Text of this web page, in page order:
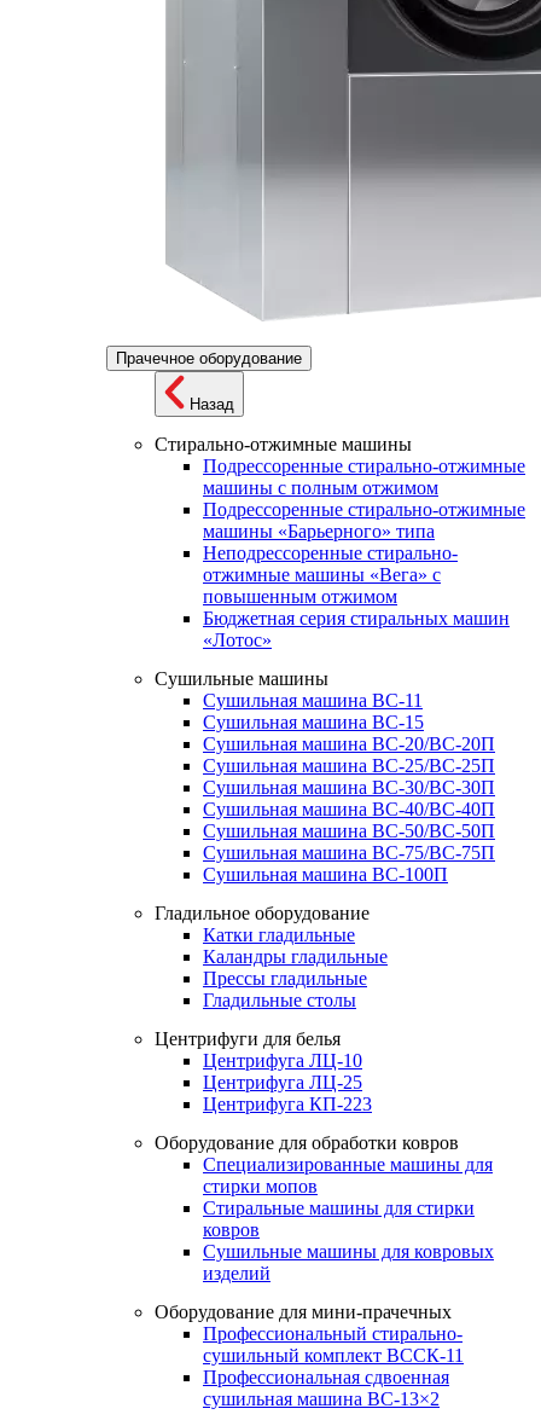
Прачечное оборудование
Назад
Стирально-отжимные машины
Подрессоренные стирально-отжимные
машины с полным отжимом
Подрессоренные стирально-отжимные
машины «Барьерного» типа
Неподрессоренные стирально-
отжимные машины «Вега» с
повышенным отжимом
Бюджетная серия стиральных машин
«Лотос»
Сушильные машины
Сушильная машина ВС-11
Сушильная машина ВС-15
Сушильная машина ВС-20/ВС-20П
Сушильная машина ВС-25/ВС-25П
Сушильная машина ВС-30/ВС-30П
Сушильная машина ВС-40/ВС-40П
Сушильная машина ВС-50/ВС-50П
Сушильная машина ВС-75/ВС-75П
Сушильная машина ВС-100П
Гладильное оборудование
Катки гладильные
Каландры гладильные
Прессы гладильные
Гладильные столы
Центрифуги для белья
Центрифуга ЛЦ-10
Центрифуга ЛЦ-25
Центрифуга КП-223
Оборудование для обработки ковров
Специализированные машины для
стирки мопов
Стиральные машины для стирки
ковров
Сушильные машины для ковровых
изделий
Оборудование для мини-прачечных
Профессиональный стирально-
сушильный комплект ВССК-11
Профессиональная сдвоенная
сушильная машина ВС-13×2